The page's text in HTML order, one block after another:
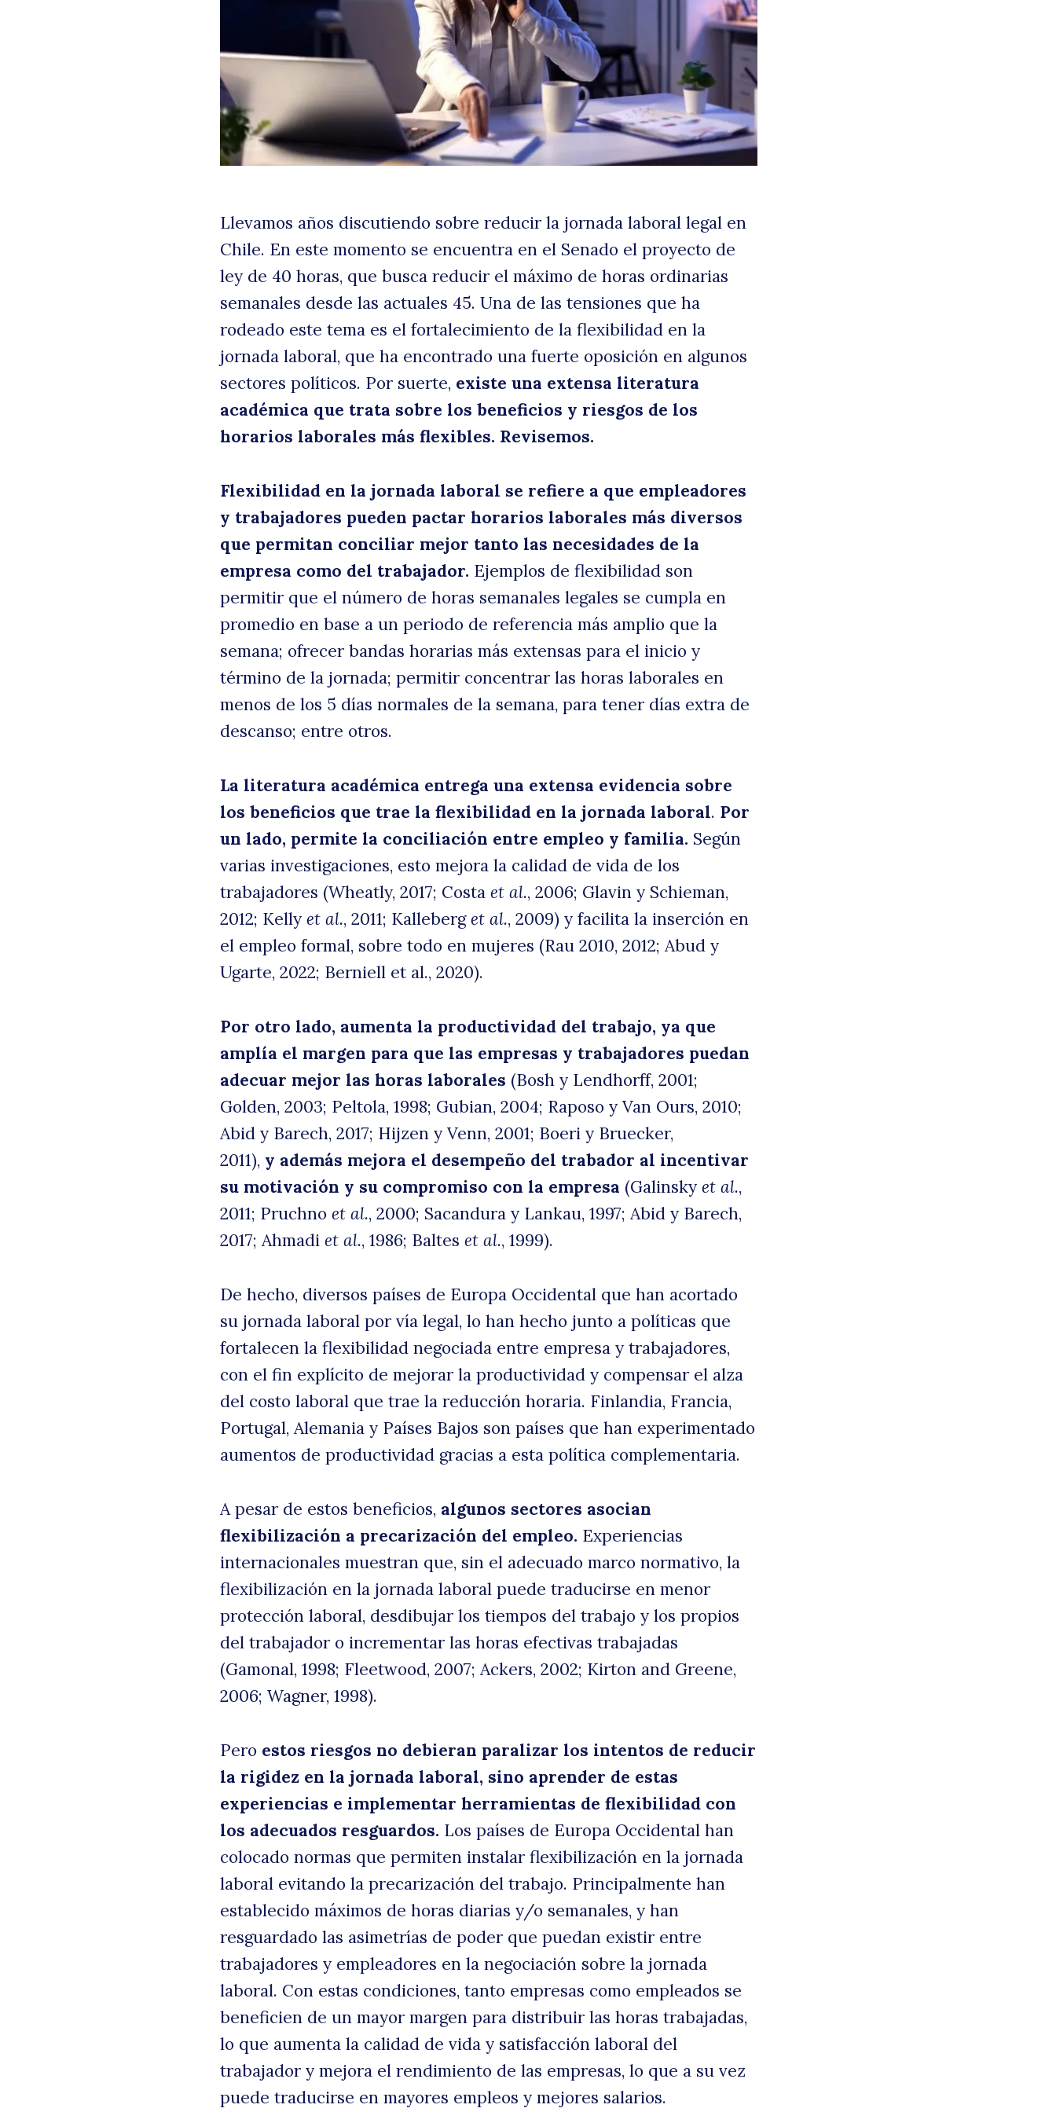
y
la
Buscar
Llevamos años discutiendo sobre reducir la jornada laboral legal en
Chile. En este momento se encuentra en el Senado el proyecto de
ley de 40 horas, que busca reducir el máximo de horas ordinarias
semanales desde las actuales 45. Una de las tensiones que ha
rodeado este tema es el fortalecimiento de la flexibilidad en la
jornada laboral, que ha encontrado una fuerte oposición en algunos
sectores políticos. Por suerte, existe una extensa literatura
académica que trata sobre los beneficios y riesgos de los
horarios laborales más flexibles. Revisemos.
Flexibilidad en la jornada laboral se refiere a que empleadores
y trabajadores pueden pactar horarios laborales más diversos
que permitan conciliar mejor tanto las necesidades de la
empresa como del trabajador. Ejemplos de flexibilidad son
permitir que el número de horas semanales legales se cumpla en
promedio en base a un periodo de referencia más amplio que la
semana; ofrecer bandas horarias más extensas para el inicio y
término de la jornada; permitir concentrar las horas laborales en
menos de los 5 días normales de la semana, para tener días extra de
descanso; entre otros.
La literatura académica entrega una extensa evidencia sobre
los beneficios que trae la flexibilidad en la jornada laboral. Por
un lado, permite la conciliación entre empleo y familia. Según
varias investigaciones, esto mejora la calidad de vida de los
trabajadores (Wheatly, 2017; Costa et al., 2006; Glavin y Schieman,
2012; Kelly et al., 2011; Kalleberget al., 2009) y facilita la inserción en
el empleo formal, sobre todo en mujeres (Rau 2010, 2012; Abud y
Ugarte, 2022; Berniell et al., 2020).
Por otro lado, aumenta la productividad del trabajo, ya que
amplía el margen para que las empresas y trabajadores puedan
adecuar mejor las horas laborales (Bosh y Lendhorff, 2001;
Golden, 2003; Peltola, 1998; Gubian, 2004; Raposo y Van Ours, 2010;
Abid y Barech, 2017; Hijzen y Venn, 2001; Boeri y Bruecker,
2011), y además mejora el desempeño del trabador al incentivar
su motivación y su compromiso con la empresa (Galinsky et al.,
2011; Pruchno et al., 2000; Sacandura y Lankau, 1997; Abid y Barech,
2017; Ahmadi et al., 1986; Baltes et al., 1999).
De hecho, diversos países de Europa Occidental que han acortado
su jornada laboral por vía legal, lo han hecho junto a políticas que
fortalecen la flexibilidad negociada entre empresa y trabajadores,
con el fin explícito de mejorar la productividad y compensar el alza
del costo laboral que trae la reducción horaria. Finlandia, Francia,
Portugal, Alemania y Países Bajos son países que han experimentado
aumentos de productividad gracias a esta política complementaria.
A pesar de estos beneficios, algunos sectores asocian
flexibilización a precarización del empleo. Experiencias
internacionales muestran que, sin el adecuado marco normativo, la
flexibilización en la jornada laboral puede traducirse en menor
protección laboral, desdibujar los tiempos del trabajo y los propios
del trabajador o incrementar las horas efectivas trabajadas
(Gamonal, 1998; Fleetwood, 2007; Ackers, 2002; Kirton and Greene,
2006; Wagner, 1998).
Pero estos riesgos no debieran paralizar los intentos de reducir
la rigidez en la jornada laboral, sino aprender de estas
experiencias e implementar herramientas de flexibilidad con
los adecuados resguardos. Los países de Europa Occidental han
colocado normas que permiten instalar flexibilización en la jornada
laboral evitando la precarización del trabajo. Principalmente han
establecido máximos de horas diarias y/o semanales, y han
resguardado las asimetrías de poder que puedan existir entre
trabajadores y empleadores en la negociación sobre la jornada
laboral. Con estas condiciones, tanto empresas como empleados se
beneficien de un mayor margen para distribuir las horas trabajadas,
lo que aumenta la calidad de vida y satisfacción laboral del
trabajador y mejora el rendimiento de las empresas, lo que a su vez
puede traducirse en mayores empleos y mejores salarios.